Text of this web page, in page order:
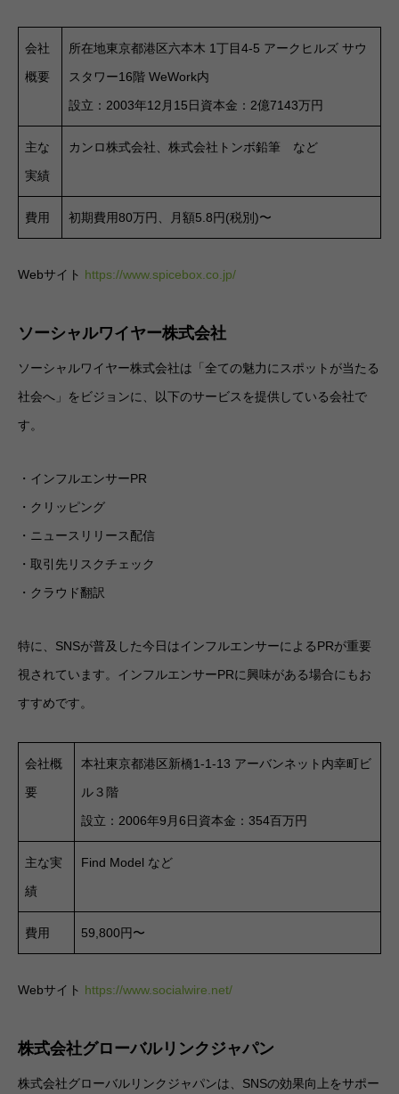
会社
概要
所在地東京都港区六本木 1丁目4-5 アークヒルズ サウ
スタワー16階 WeWork内
設立：2003年12月15日資本金：2億7143万円
主な
実績
カンロ株式会社、株式会社トンボ鉛筆 など
費用 初期費用80万円、月額5.8円(税別)〜
Webサイト https://www.spicebox.co.jp/
ソーシャルワイヤー株式会社
ソーシャルワイヤー株式会社は「全ての魅力にスポットが当たる
社会へ」をビジョンに、以下のサービスを提供している会社で
す。
・インフルエンサーPR
・クリッピング
・ニュースリリース配信
・取引先リスクチェック
・クラウド翻訳
特に、SNSが普及した今日はインフルエンサーによるPRが重要
視されています。インフルエンサーPRに興味がある場合にもお
すすめです。
会社概
要
本社東京都港区新橋1-1-13 アーバンネット内幸町ビ
ル３階
設立：2006年9月6日資本金：354百万円
主な実
績
Find Model など
費用 59,800円〜
Webサイト https://www.socialwire.net/
株式会社グローバルリンクジャパン
株式会社グローバルリンクジャパンは、SNSの効果向上をサポー